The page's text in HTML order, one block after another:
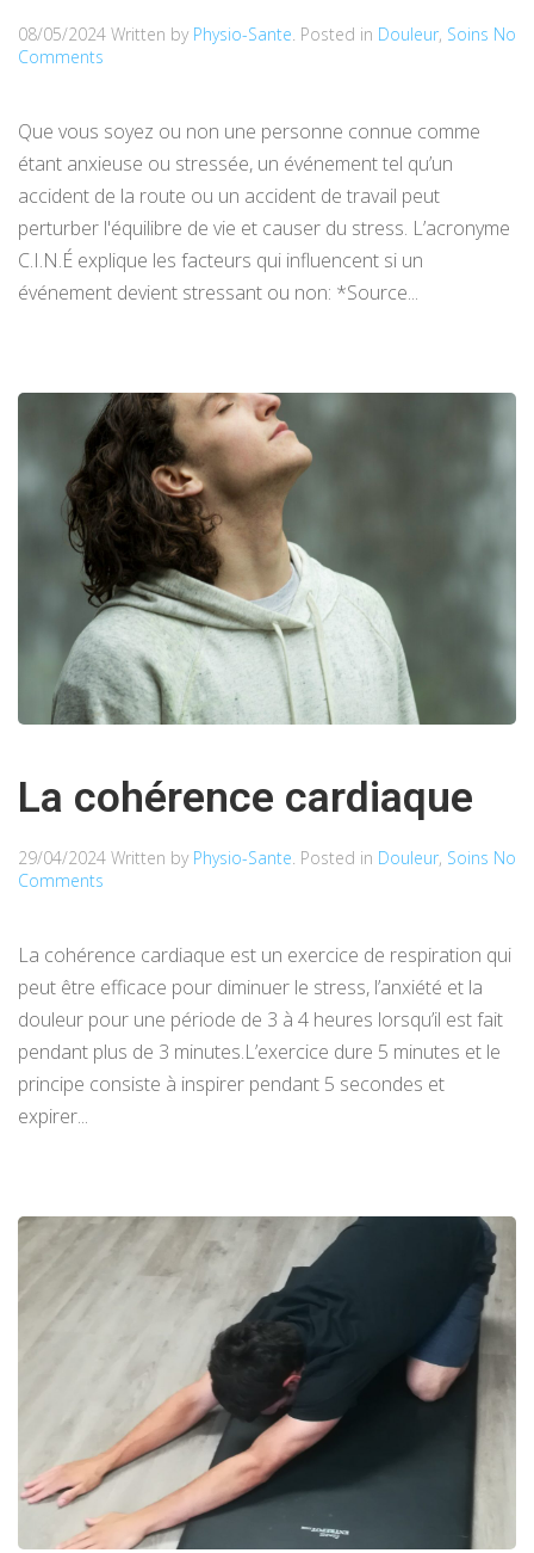
08/05/2024 Written by Physio-Sante . Posted in Douleur, Soins No
Comments
Que vous soyez ou non une personne connue comme
étant anxieuse ou stressée, un événement tel qu’un
accident de la route ou un accident de travail peut
perturber l'équilibre de vie et causer du stress. L’acronyme
C.I.N.É explique les facteurs qui influencent si un
événement devient stressant ou non: *Source...
La cohérence cardiaque
29/04/2024 Written by Physio-Sante. Posted in Douleur, Soins No
Comments
La cohérence cardiaque est un exercice de respiration qui
peut être efficace pour diminuer le stress, l’anxiété et la
douleur pour une période de 3 à 4 heures lorsqu’il est fait
pendant plus de 3 minutes.L’exercice dure 5 minutes et le
principe consiste à inspirer pendant 5 secondes et
expirer...